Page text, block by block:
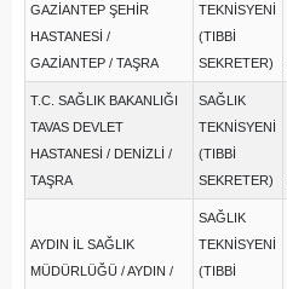
GAZİANTEP ŞEHİR
HASTANESİ /
GAZİANTEP / TAŞRA
TEKNİSYENİ
(TIBBİ
SEKRETER)
T.C. SAĞLIK BAKANLIĞI
TAVAS DEVLET
HASTANESİ / DENİZLİ /
TAŞRA
SAĞLIK
TEKNİSYENİ
(TIBBİ
SEKRETER)
AYDIN İL SAĞLIK
MÜDÜRLÜĞÜ / AYDIN /
SAĞLIK
TEKNİSYENİ
(TIBBİ